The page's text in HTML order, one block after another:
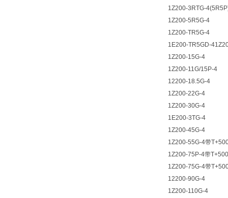
1Z200-3RTG-
1Z200-5R5G-4
1Z200-TR5G-4
1E200-TR5GD-
1Z200-15G-4
1Z200-11G/15P-4
12200-18.5G-4
1Z200-22G-4
1Z200-30G-4
1E200-3TG-4
1Z200-45G-4
1Z200-55G-4带
1Z200-75P-4带T+500
1Z200-75G-4带
12200-90G-4
1Z200-110G-4